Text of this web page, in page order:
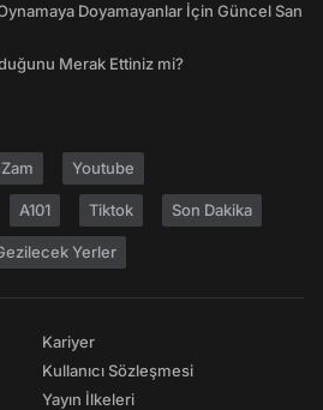
Doyamayanlar İçin Güncel San
Merak Ettiniz mi?
Zam Youtube
A101 Tiktok Son Dakika
Yerler
Kariyer
Kullanıcı Sözleşmesi
Yayın İlkeleri